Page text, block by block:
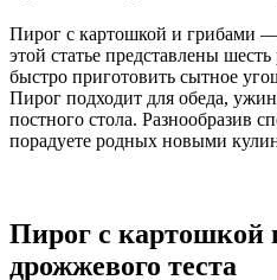
Пирог с картошкой и грибами
этой статье представлены
быстро приготовить сытное
Пирог подходит для обеда,
постного стола. Разнообразив
порадуете родных новыми
Пирог с картошкой
дрожжевого теста